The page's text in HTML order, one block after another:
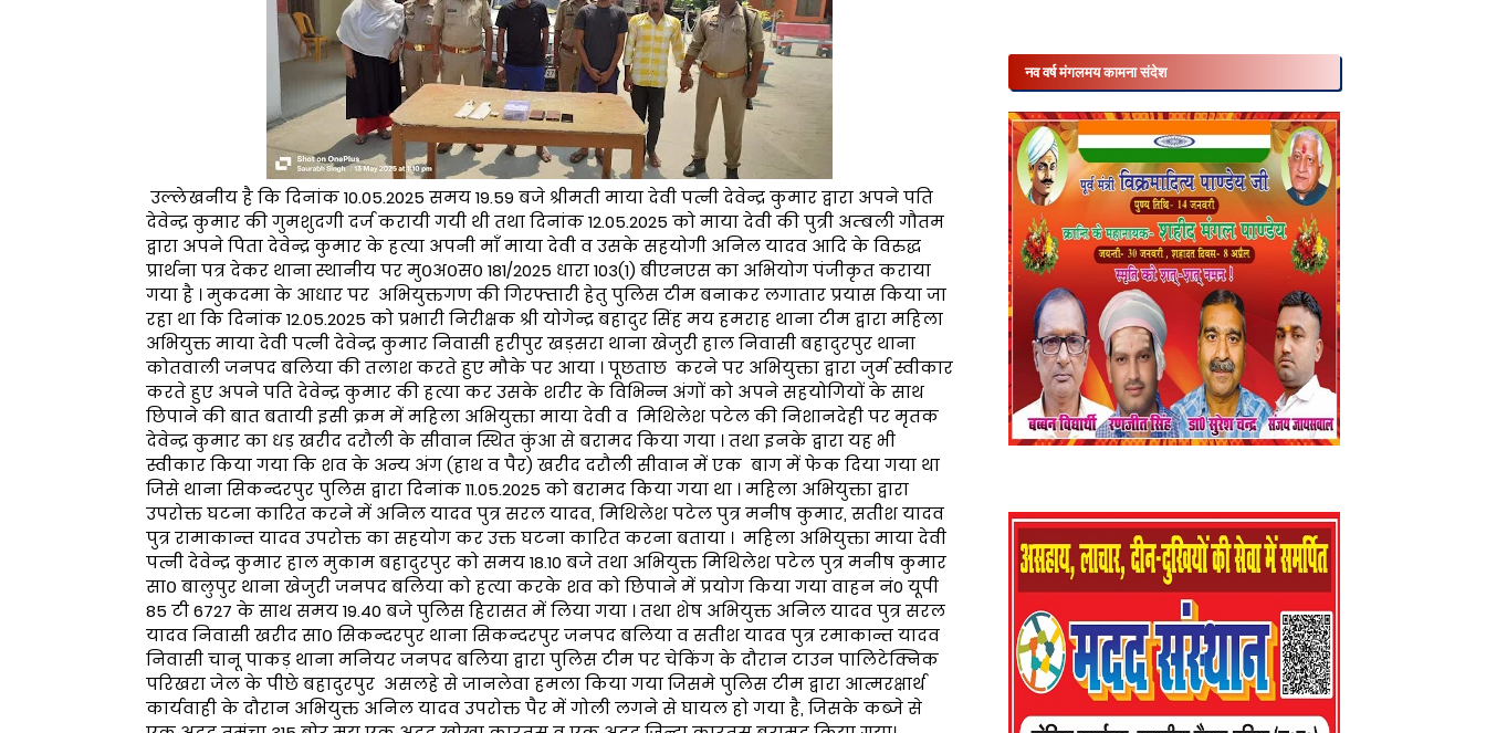
उल्लेखनीय है कि दिनांक 10.05.2025 समय 19.59 बजे श्रीमती माया देवी पत्नी देवेन्द्र कुमार द्वारा अपने पति
देवेन्द्र कुमार की गुमशुदगी दर्ज करायी गयी थी तथा दिनांक 12.05.2025 को माया देवी की पुत्री अम्बली गौतम
द्वारा अपने पिता देवेन्द्र कुमार के हत्या अपनी माँ माया देवी व उसके सहयोगी अनिल यादव आदि के विरुद्ध
प्रार्थना पत्र देकर थाना स्थानीय पर मु०अ०स० 181/2025 धारा 103(1) बीएनएस का अभियोग पंजीकृत कराया
गया है । मुकदमा के आधार पर अभियुक्तगण की गिरफ्तारी हेतु पुलिस टीम बनाकर लगातार प्रयास किया जा
रहा था कि दिनांक 12.05.2025 को प्रभारी निरीक्षक श्री योगेन्द्र बहादुर सिंह मय हमराह थाना टीम द्वारा महिला
अभियुक्त माया देवी पत्नी देवेन्द्र कुमार निवासी हरीपुर खड़सरा थाना खेजुरी हाल निवासी बहादुरपुर थाना
कोतवाली जनपद बलिया की तलाश करते हुए मौके पर आया । पूछताछ करने पर अभियुक्ता द्वारा जुर्म स्वीकार
करते हुए अपने पति देवेन्द्र कुमार की हत्या कर उसके शरीर के विभिन्न अंगों को अपने सहयोगियों के साथ
छिपाने की बात बतायी इसी क्रम में महिला अभियुक्ता माया देवी व मिथिलेश पटेल की निशानदेही पर मृतक
देवेन्द्र कुमार का धड़ खरीद दरौली के सीवान स्थित कुंआ से बरामद किया गया । तथा इनके द्वारा यह भी
स्वीकार किया गया कि शव के अन्य अंग (हाथ व पैर) खरीद दरौली सीवान में एक बाग में फेक दिया गया था
जिसे थाना सिकन्दरपुर पुलिस द्वारा दिनांक 11.05.2025 को बरामद किया गया था । महिला अभियुक्ता द्वारा
उपरोक्त घटना कारित करने में अनिल यादव पुत्र सरल यादव, मिथिलेश पटेल पुत्र मनीष कुमार, सतीश यादव
पुत्र रामाकान्त यादव उपरोक्त का सहयोग कर उक्त घटना कारित करना बताया । महिला अभियुक्ता माया देवी
पत्नी देवेन्द्र कुमार हाल मुकाम बहादुरपुर को समय 18.10 बजे तथा अभियुक्त मिथिलेश पटेल पुत्र मनीष कुमार
सा० बालुपुर थाना खेजुरी जनपद बलिया को हत्या करके शव को छिपाने में प्रयोग किया गया वाहन नं0 यूपी
85 टी 6727 के साथ समय 19.40 बजे पुलिस हिरासत में लिया गया । तथा शेष अभियुक्त अनिल यादव पुत्र सरल
यादव निवासी खरीद सा० सिकन्दरपुर थाना सिकन्दरपुर जनपद बलिया व सतीश यादव पुत्र रमाकान्त यादव
निवासी चानू पाकड़ थाना मनियर जनपद बलिया द्वारा पुलिस टीम पर चेकिंग के दौरान टाउन पालिटेक्निक
परिखरा जेल के पीछे बहादुरपुर असलहे से जानलेवा हमला किया गया जिसमे पुलिस टीम द्वारा आत्मरक्षार्थ
कार्यवाही के दौरान अभियुक्त अनिल यादव उपरोक्त पैर में गोली लगने से घायल हो गया है, जिसके कब्जे से
नव वर्ष मंगलमय कामना संदेश